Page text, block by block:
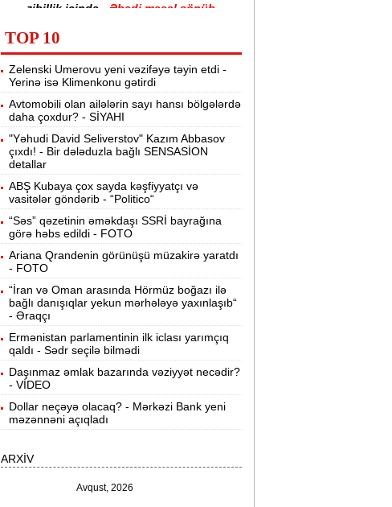
zibillik içində - Əbədi məşəl sönüb
15:45
Pakistan, Səudiyyə Ərəbistanı və
Türkiyə saziş imzalayıb -Birgə müdafiə
haqqında
15:28
“Tarqovı”dakı yanğın məhdudlaşdırıldı
-VİDEOLAR
15:13
Velosipedlər Azərbaycana hansı
ölkələrdən və neçəyə gətirilib -
14:59
Pərvin Abıyeva son görünüşü diqqət
çəkdi - FOTOLAR
14:43
Bakıda 70 min manatlıq naqil
oğurlayan şəxs tutuldu -VİDEO
14:26
Samir Şərifova yeni vəzifə verildi -
Prezident Sərəncam imzaladı
14:11 Tovuzda qadın qətlə yetirildi -Şübhəli
qardaşı oğludur
13:56 39 dərəcə isti olacaq -Sabaha olan
hava proqnozu
13:40
Prezident bu səfirlərin yerini dəyişdi -
TOP 10
Zelenski Umerovu yeni vəzifəyə təyin etdi -
Yerinə isə Klimenkonu gətirdi
Avtomobili olan ailələrin sayı hansı bölgələrdə
daha çoxdur? - SİYAHI
"Yəhudi David Seliverstov" Kazım Abbasov
çıxdı! - Bir dələduzla bağlı SENSASİON
detallar
ABŞ Kubaya çox sayda kəşfiyyatçı və
vasitələr göndərib - “Politico“
“Səs” qəzetinin əməkdaşı SSRİ bayrağına
görə həbs edildi - FOTO
Ariana Qrandenin görünüşü müzakirə yaratdı
- FOTO
“İran və Oman arasında Hörmüz boğazı ilə
bağlı danışıqlar yekun mərhələyə yaxınlaşıb“
- Əraqçı
Ermənistan parlamentinin ilk iclası yarımçıq
qaldı - Sədr seçilə bilmədi
Daşınmaz əmlak bazarında vəziyyət necədir?
- VİDEO
Dollar neçəyə olacaq? - Mərkəzi Bank yeni
məzənnəni açıqladı
ARXİV
Avqust, 2026